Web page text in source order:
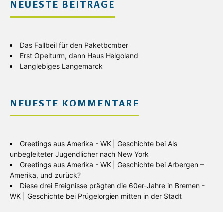
NEUESTE BEITRÄGE
Das Fallbeil für den Paketbomber
Erst Opelturm, dann Haus Helgoland
Langlebiges Langemarck
NEUESTE KOMMENTARE
Greetings aus Amerika - WK | Geschichte bei Als
unbegleiteter Jugendlicher nach New York
Greetings aus Amerika - WK | Geschichte bei Arbergen –
Amerika, und zurück?
Diese drei Ereignisse prägten die 60er-Jahre in Bremen -
WK | Geschichte bei Prügelorgien mitten in der Stadt